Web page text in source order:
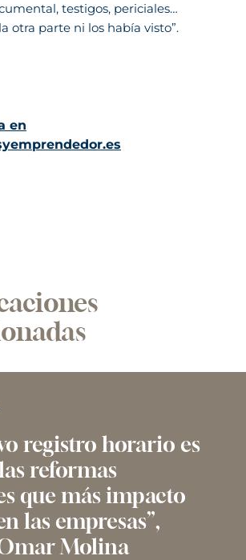
testigos, periciales…
otra parte ni los había visto”.
en
registro horario es
reformas
que más impacto
las empresas”,
Molina